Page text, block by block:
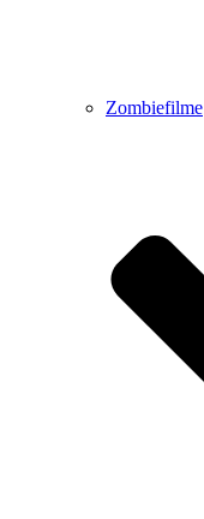
Zombiefilme